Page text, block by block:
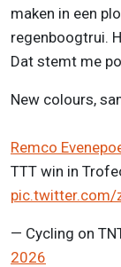
maken in een
regenboogtrui.
Dat stemt me
New colours,
Remco
TTT win in
pic.twitter.com/
— Cycling on
2026